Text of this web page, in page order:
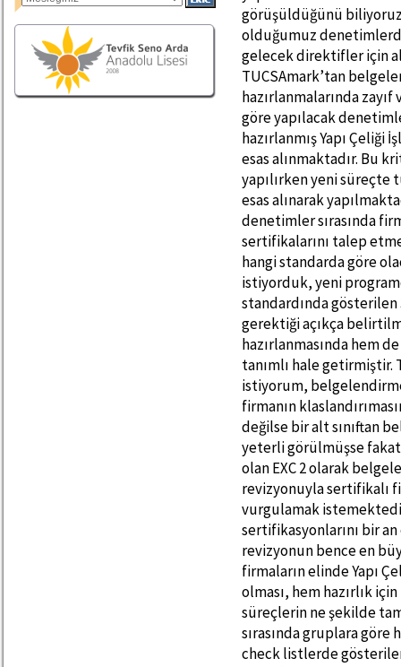
görüşüldüğünü
olduğumuz
gelecek direktifler için
TUCSAmark’tan
hazırlanmalarında
göre yapılacak
hazırlanmış Yapı
esas alınmaktadır. Bu
yapılırken yeni süreçte
esas alınarak
denetimler sırasında
sertifikalarını talep
hangi standarda göre
istiyorduk, yeni
standardında gösterilen
gerektiği açıkça
hazırlanmasında hem
tanımlı hale getirmiştir.
istiyorum,
firmanın
değilse bir alt sınıftan
yeterli görülmüşse fakat
olan EXC 2 olarak
revizyonuyla sertifikalı
vurgulamak
sertifikasyonlarını bir
revizyonun bence en
firmaların elinde Yapı
olması, hem hazırlık
süreçlerin ne şekilde
sırasında gruplara
check listlerde